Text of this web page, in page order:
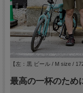
【左：黒 ビール / M size /
最高の一杯のため